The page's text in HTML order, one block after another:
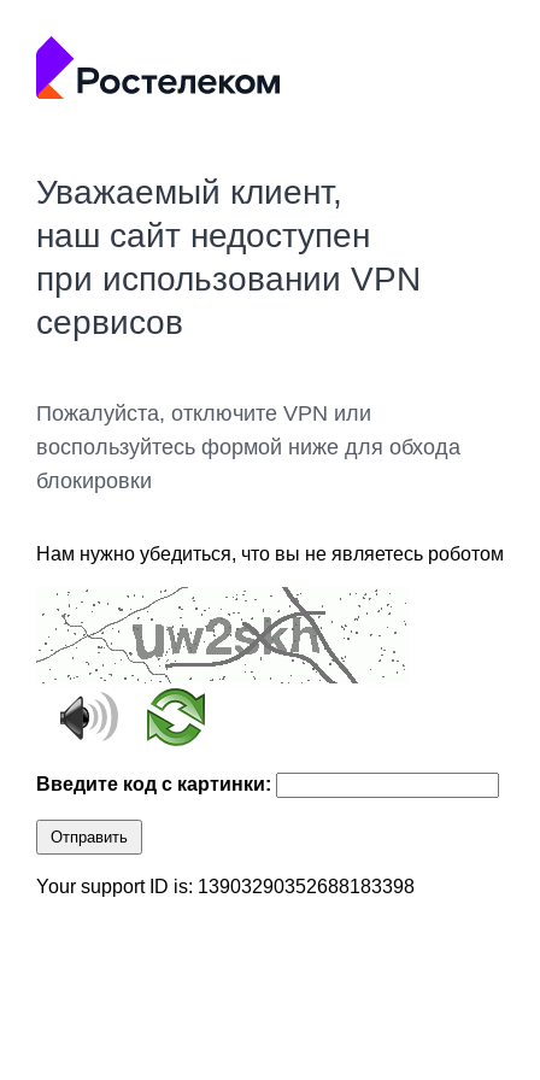
Уважаемый клиент,
наш сайт недоступен
при использовании VPN
сервисов
Пожалуйста, отключите VPN или
воспользуйтесь формой ниже для обхода
блокировки
Нам нужно убедиться, что вы не являетесь роботом
Введите код с картинки:
Отправить
Your support ID is: 13903290352688183398